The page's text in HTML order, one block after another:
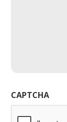
CAPTCHA